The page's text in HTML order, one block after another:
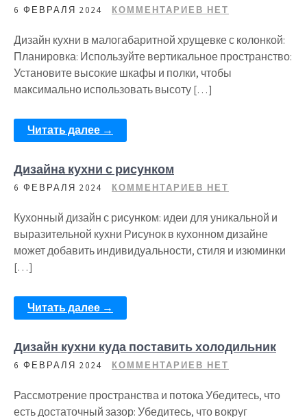
6 ФЕВРАЛЯ 2024 КОММЕНТАРИЕВ НЕТ
Дизайн кухни в малогабаритной хрущевке с колонкой:
Планировка: Используйте вертикальное пространство:
Установите высокие шкафы и полки, чтобы
максимально использовать высоту […]
Читать далее →
Дизайна кухни с рисунком
6 ФЕВРАЛЯ 2024 КОММЕНТАРИЕВ НЕТ
Кухонный дизайн с рисунком: идеи для уникальной и
выразительной кухни Рисунок в кухонном дизайне
может добавить индивидуальности, стиля и изюминки
[…]
Читать далее →
Дизайн кухни куда поставить холодильник
6 ФЕВРАЛЯ 2024 КОММЕНТАРИЕВ НЕТ
Рассмотрение пространства и потока Убедитесь, что
есть достаточный зазор: Убедитесь, что вокруг